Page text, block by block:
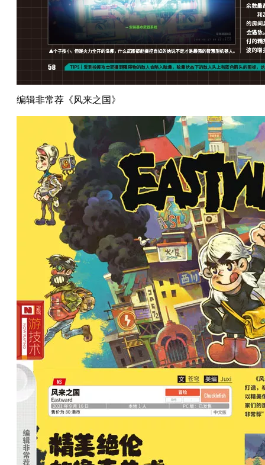
编辑非常荐《风来之国》